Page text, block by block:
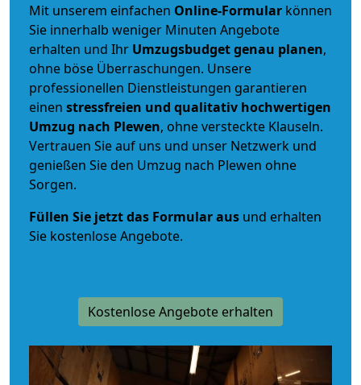
Mit unserem einfachen Online-Formular können
Sie innerhalb weniger Minuten Angebote
erhalten und Ihr Umzugsbudgetgenau planen,
ohne böse Überraschungen. Unsere
professionellen Dienstleistungen garantieren
einen stressfreien und qualitativ hochwertigen
Umzug nach Plewen, ohne versteckte Klauseln.
Vertrauen Sie auf uns und unser Netzwerk und
genießen Sie den Umzug nach Plewen ohne
Sorgen.
Füllen Sie jetzt das Formular aus und erhalten
Sie kostenlose Angebote.
Kostenlose Angebote erhalten